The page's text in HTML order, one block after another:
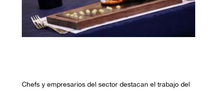
Chefs y empresarios del sector destacan el trabajo del